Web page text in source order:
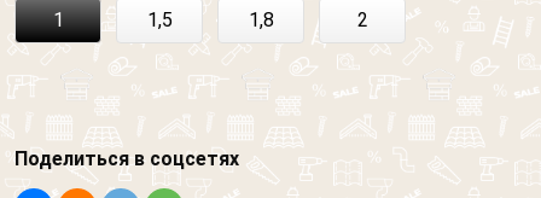
1
1,5 1,8 2
Поделиться в соцсетях